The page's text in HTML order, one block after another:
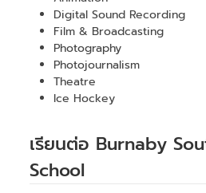
Digital Sound Recording
Film & Broadcasting
Photography
Photojournalism
Theatre
Ice Hockey
เรียนต่อ Burnaby
School